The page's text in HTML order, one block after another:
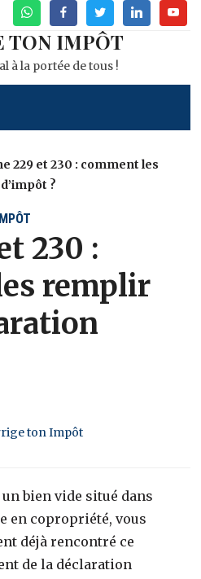
WhatsAppFacebookTwitterLinkedin
TON IMPÔT
à la portée de tous !
229 et 230 : comment les
?
230 :
remplir
ton Impôt
bien vide situé dans
en copropriété, vous
déjà rencontré ce
de la déclaration